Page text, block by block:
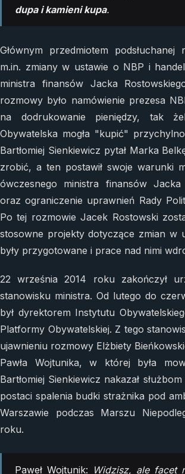
dupa i kamieni kupa.
Głównym przedmiotem podsłuchanej
m.in. zmiany w ustawie o NBP i
ministra finansów Jacka
rozmowy było namówienie prezesa
na dodrukowanie pieniędzy, tak
Obywatelska mogła "kupić"
Bartłomiej Sienkiewicz pytał Marka
zrobić, a ten postawił swoje warunki
ówczesnego ministra finansów Jacka
oraz ograniczenie uprawnień Rady
Po tej rozmowie Jacek Rostowski
stosowne projekty dotyczące zmian w
były przygotowane i prace nad nimi
22 września 2014 roku zakończył
stanowisku ministra. Od lutego do
był dyrektorem Instytutu
Platformy Obywatelskiej. Z tego
ujawnieniu rozmowy Elżbiety
Pawła Wojtunika, w której była
Bartłomiej Sienkiewicz nakazał
postaci spalenia budki strażnika pod
Warszawie podczas Marszu
roku.
Paweł Wojtunik: Widzisz, ale facet